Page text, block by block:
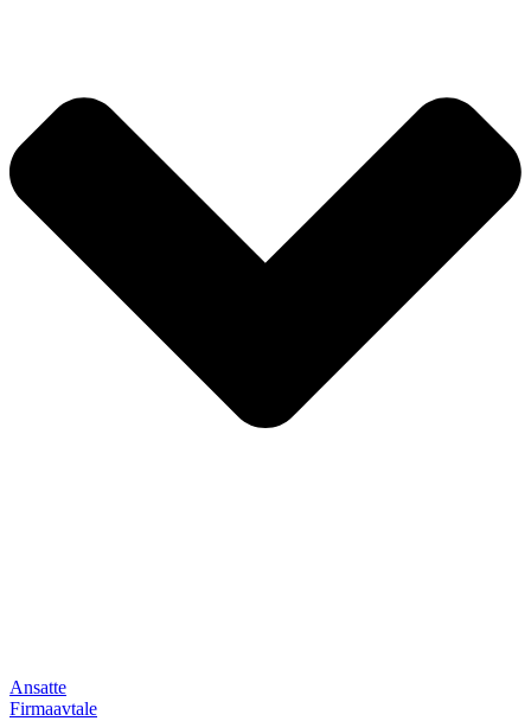
Ansatte
Firmaavtale